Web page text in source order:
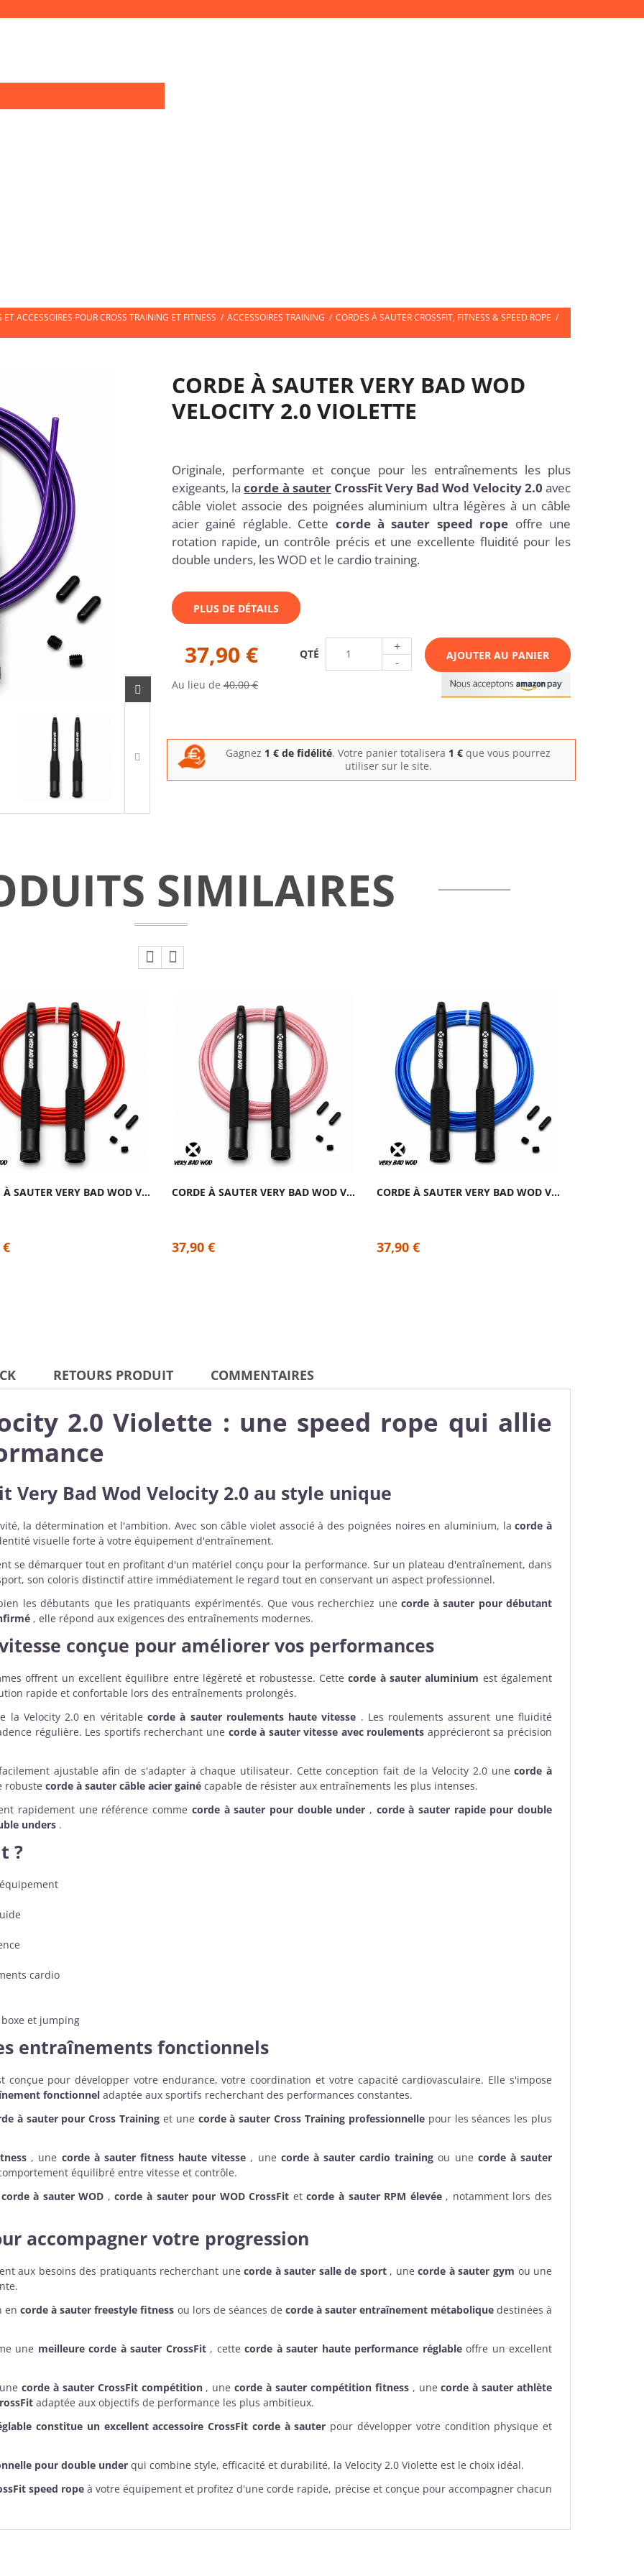
ACCESSOIRES POUR CROSS TRAINING ET FITNESS / ACCESSOIRES TRAINING / CORDES À SAUTER CROSSFIT, FITNESS & SPEED ROPE /
CORDE À SAUTER VERY BAD WOD
VELOCITY 2.0 VIOLETTE
Originale, performante et conçue pour les entraînements les plus
exigeants, lacorde à sauterCrossFitVery Bad Wod Velocity 2.0 avec
câble violet associe des poignées aluminium ultra légères à un câble
acier gainé réglable. Cette corde à sauter speed rope offre une
rotation rapide, un contrôle précis et une excellente fluidité pour les
double unders, les WOD et le cardio training.
PLUS DE DÉTAILS
37,90 €
Au lieu de 40,00 €
QTÉ
+
-
AJOUTER AU PANIER
Gagnez 1 € de fidélité. Votre panier totalisera 1 € que vous pourrez
utiliser sur le site.
SIMILAIRES
CORDE À SAUTER VERY BAD WOD VELOCITY 2.0... CORDE À SAUTER VERY BAD WOD VELOCITY 2.0 ROSE
37,90 €
CORDE À SAUTER VERY BAD WOD VELOCITY 2.0 BLEU
37,90 €
RETOURS PRODUIT COMMENTAIRES
2.0 Violette : une speed rope qui allie
Very Bad Wod Velocity 2.0 au style unique
la détermination et l'ambition. Avec son câble violet associé à des poignées noires en aluminium, lacorde à
visuelle forte à votre équipement d'entraînement.
se démarquer tout en profitant d'un matériel conçu pour la performance. Sur un plateau d'entraînement, dans
son coloris distinctif attire immédiatement le regard tout en conservant un aspect professionnel.
les débutants que les pratiquants expérimentés. Que vous recherchiez unecorde à sauter pour débutant
, elle répond aux exigences des entraînements modernes.
conçue pour améliorer vos performances
offrent un excellent équilibre entre légèreté et robustesse. Cettecorde à sauter aluminium est également
rapide et confortable lors des entraînements prolongés.
la Velocity 2.0 en véritable corde à sauter roulements haute vitesse . Les roulements assurent une fluidité
régulière. Les sportifs recherchant une corde à sauter vitesse avec roulements apprécieront sa précision
ajustable afin de s'adapter à chaque utilisateur. Cette conception fait de la Velocity 2.0 unecorde à
robuste corde à sauter câble acier gainé capable de résister aux entraînements les plus intenses.
rapidement une référence comme corde à sauter pour double under , corde à sauter rapide pour double
unders .
?
cardio
et jumping
entraînements fonctionnels
conçue pour développer votre endurance, votre coordination et votre capacité cardiovasculaire. Elle s'impose
fonctionnel adaptée aux sportifs recherchant des performances constantes.
à sauter pour Cross Training et une corde à sauter Cross Training professionnellepour les séances les plus
, une corde à sauter fitness haute vitesse , une corde à sauter cardio training ou une corde à sauter
équilibré entre vitesse et contrôle.
corde à sauter WOD ,corde à sauter pour WOD CrossFit etcorde à sauter RPM élevée, notamment lors des
accompagner votre progression
aux besoins des pratiquants recherchant unecorde à sauter salle de sport, unecorde à sauter gym ou une
encorde à sauter freestyle fitness ou lors de séances de corde à sauter entraînement métaboliquedestinées à
une meilleure corde à sauter CrossFit, cette corde à sauter haute performance réglableoffre un excellent
unecorde à sauter CrossFit compétition, unecorde à sauter compétition fitness, unecorde à sauter athlète
adaptée aux objectifs de performance les plus ambitieux.
constitue un excellentaccessoire CrossFit corde à sauter pour développer votre condition physique et
pour double under qui combine style, efficacité et durabilité, la Velocity 2.0 Violette est le choix idéal.
speed ropeà votre équipement et profitez d'une corde rapide, précise et conçue pour accompagner chacun